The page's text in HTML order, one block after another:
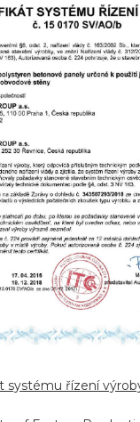
systému řízení